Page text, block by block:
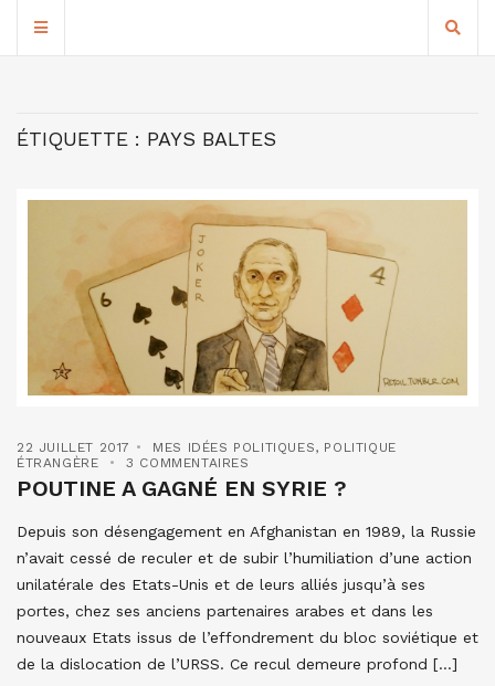
ÉTIQUETTE : PAYS BALTES
22 JUILLET 2017 MES IDÉES POLITIQUES, POLITIQUE
ÉTRANGÈRE
3 COMMENTAIRES
POUTINE A GAGNÉ EN SYRIE ?
Depuis son désengagement en Afghanistan en 1989, la Russie
n’avait cessé de reculer et de subir l’humiliation d’une action
unilatérale des Etats-Unis et de leurs alliés jusqu’à ses
portes, chez ses anciens partenaires arabes et dans les
nouveaux Etats issus de l’effondrement du bloc soviétique et
de la dislocation de l’URSS. Ce recul demeure profond […]